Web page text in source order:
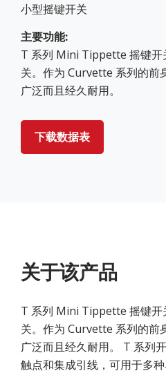
小型摇键开关
主要功能:
T 系列 Mini Tippette 摇键开
关。作为 Curvette 系列的前
广泛而且经久耐用。
下载数据表
关于该产品
T 系列 Mini Tippette 摇键开
关。作为 Curvette 系列的前
广泛而且经久耐用。 T 系列
触点和集成引线，可用于多